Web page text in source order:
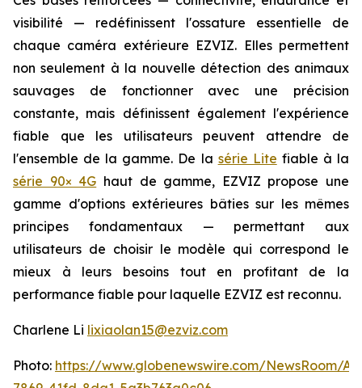
visibilité — redéfinissent l'ossature essentielle de
chaque caméra extérieure EZVIZ. Elles permettent
non seulement à la nouvelle détection des animaux
sauvages de fonctionner avec une précision
constante, mais définissent également l'expérience
fiable que les utilisateurs peuvent attendre de
l'ensemble de la gamme. De la série Lite fiable à la
série 90× 4G haut de gamme, EZVIZ propose une
gamme d'options extérieures bâties sur les mêmes
principes fondamentaux — permettant aux
utilisateurs de choisir le modèle qui correspond le
mieux à leurs besoins tout en profitant de la
performance fiable pour laquelle EZVIZ est reconnu.
Charlene Li lixiaolan15@ezviz.com
Photo: https://www.globenewswire.com/NewsRoom/